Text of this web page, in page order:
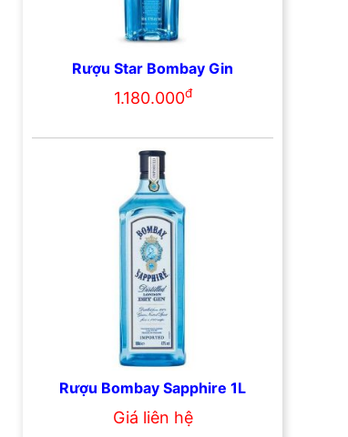
Rượu Star Bombay Gin
1.180.000đ
Rượu Bombay Sapphire 1L
Giá liên hệ